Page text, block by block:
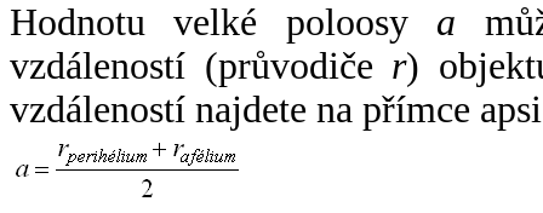
Hodnotu velké poloosy a
vzdáleností (průvodiče r)
vzdáleností najdete na přímce